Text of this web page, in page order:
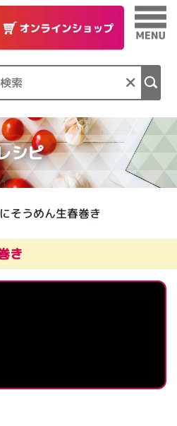
×
シピ
そうめん生春巻き
き